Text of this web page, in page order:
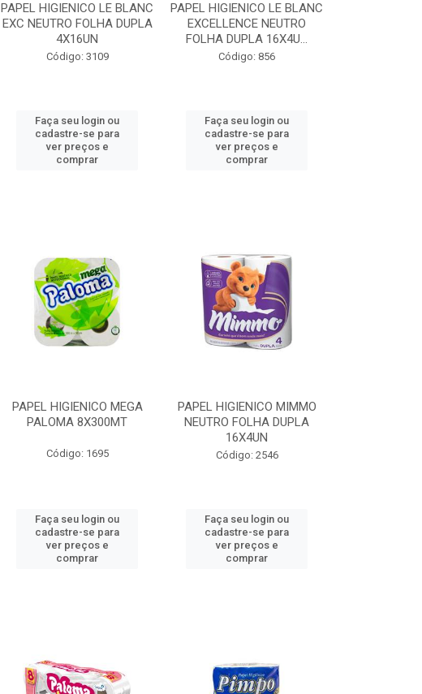
PAPEL HIGIENICO LE BLANC
EXC NEUTRO FOLHA DUPLA
4X16UN
Código: 3109
Faça seu login ou
cadastre-se para
ver preços e
comprar
PAPEL HIGIENICO LE BLANC
EXCELLENCE NEUTRO
FOLHA DUPLA 16X4U...
Código: 856
Faça seu login ou
cadastre-se para
ver preços e
comprar
PAPEL HIGIENICO MEGA
PALOMA 8X300MT
Código: 1695
Faça seu login ou
cadastre-se para
ver preços e
comprar
PAPEL HIGIENICO MIMMO
NEUTRO FOLHA DUPLA
16X4UN
Código: 2546
Faça seu login ou
cadastre-se para
ver preços e
comprar